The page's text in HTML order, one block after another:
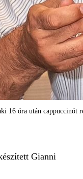
16 óra után cappuccinót
Gianni